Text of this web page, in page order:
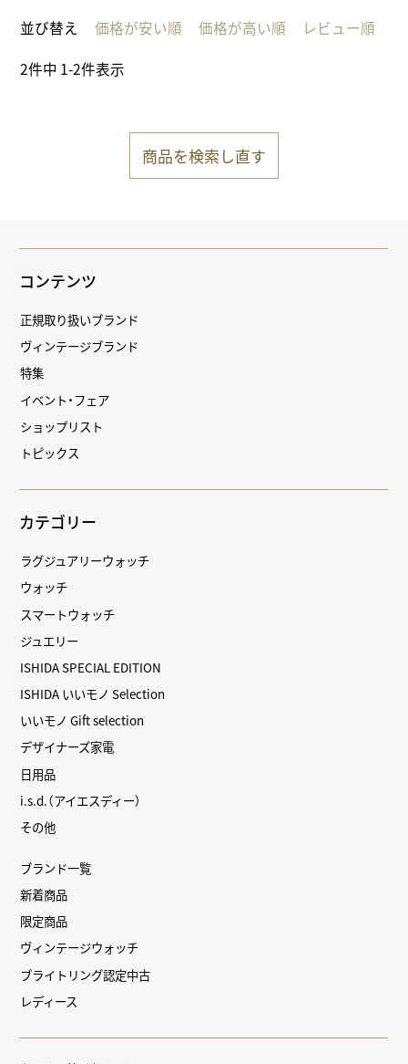
並び替え 価格が安い順 価格が高い順
レビュー順
2件中 1-2件表示
商品を検索し直す
コンテンツ
正規取り扱いブランド
ヴィンテージブランド
特集
イベント・フェア
ショップリスト
トピックス
カテゴリー
ラグジュアリーウォッチ
ウォッチ
スマートウォッチ
ジュエリー
ISHIDA SPECIAL EDITION
ISHIDA いいモノ Selection
いいモノ Gift selection
デザイナーズ家電
日用品
i.s.d.（アイエスディー）
その他
ブランド一覧
新着商品
限定商品
ヴィンテージウォッチ
ブライトリング認定中古
レディース